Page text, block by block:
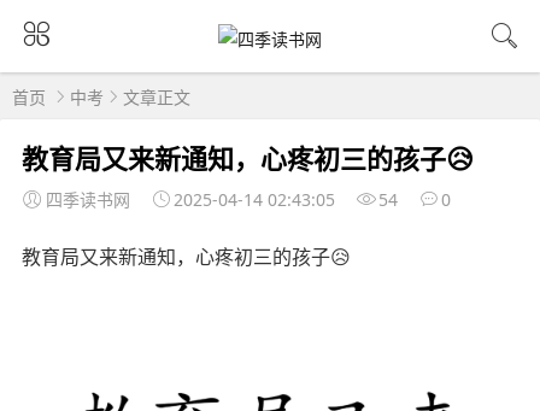
首页 中考 文章正文
教育局又来新通知，心疼初三的孩子😥
四季读书网 2025-04-14 02:43:05 54 0
教育局又来新通知，心疼初三的孩子😥